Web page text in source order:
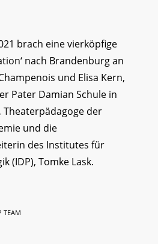
brach eine vierköpfige
nach Brandenburg an
und Elisa Kern,
Pater Damian Schule in
Theaterpädagoge der
und die
des Institutes für
(IDP), Tomke Lask.
TEAM